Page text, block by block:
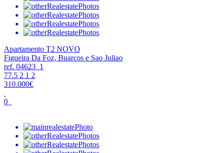
Apartamento T2 NOVO
Figueira Da Foz, Buarcos e Sao Juliao
ref. 04623_1
77.5 2 1 2
310.000€
0